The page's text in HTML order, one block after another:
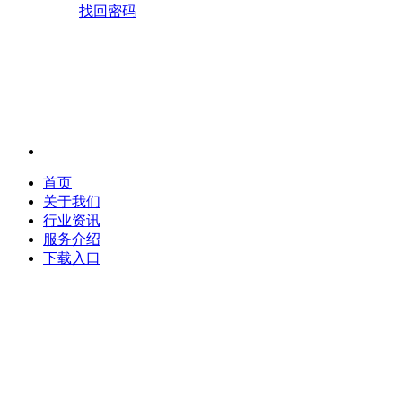
找回密码
首页
关于我们
行业资讯
服务介绍
下载入口